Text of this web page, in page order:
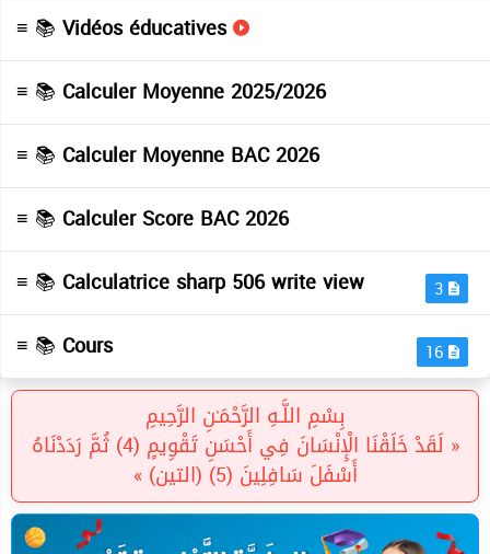
≡ 📚 Vidéos éducatives
≡ 📚 Calculer Moyenne 2025/2026
≡ 📚 Calculer Moyenne BAC 2026
≡ 📚 Calculer Score BAC 2026
≡ 📚 Calculatrice sharp 506 write view 3
≡ 📚 Cours 16
بِسْمِ اللَّـهِ الرَّحْمَـٰنِ الرَّحِيمِ
« لَقَدْ خَلَقْنَا الْإِنْسَانَ فِي أَحْسَنِ تَقْوِيمٍ (4) ثُمَّ رَدَدْنَاهُ
أَسْفَلَ سَافِلِينَ (5) (التين) »